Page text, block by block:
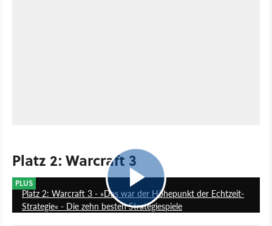
Platz 2: Warcraft 3
PLUS
Platz 2: Warcraft 3 - »Das war der Höhepunkt der Echtzeit-
Strategie« - Die zehn besten Strategiespiele